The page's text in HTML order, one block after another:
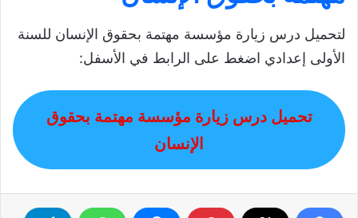
لتحميل درس زيارة مؤسسة مهتمة بحقوق الإنسان للسنة
الأولى إعدادي اضغط على الرابط في الأسفل:
تحميل درس زيارة مؤسسة مهتمة بحقوق
الإنسان